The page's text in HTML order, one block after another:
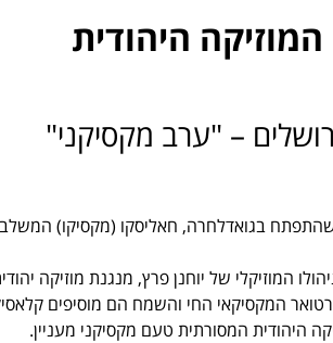
היהודית
– "ערב מקסיקני"
שהתפתח בגואדלחרה, חאליסקו (מקסיקו) המשלב
המוזיקלי של יוחנן פרץ, מנגנת מוזיקה
המקסיקאי החי והשמח הם מוסיפים
היהודית המסורתית טעם מקסיקני מעניין.